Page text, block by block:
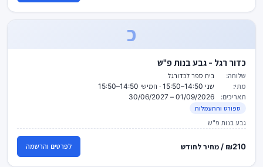
כ
כדור רגל - גבע בנות פ"ש
שלוחה:
בית ספר לכדורגל
מתי:
שני 14:50–15:50 · חמישי 14:50–15:50
תאריכים:
01/09/2026 – 30/06/2027
ספורט והתעמלות
גבע בנות פ"ש
₪210 / מחיר לחודש לפרטים והרשמה